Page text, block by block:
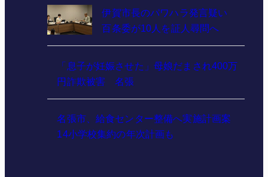
伊賀市長のパワハラ発言疑い
百条委が10人を証人尋問へ
「息子が妊娠させた」母娘だまされ400万
円詐欺被害 名張
名張市、給食センター整備へ実施計画案
14小学校集約の年次計画も